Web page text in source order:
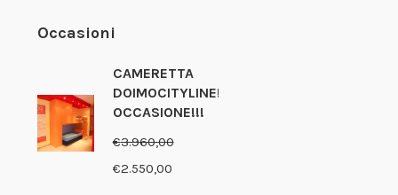
Occasioni
CAMERETTA
DOIMOCITYLINE!!!ASSOLUTA
OCCASIONE!!!
€3.960,00
Il
€2.550,00Il